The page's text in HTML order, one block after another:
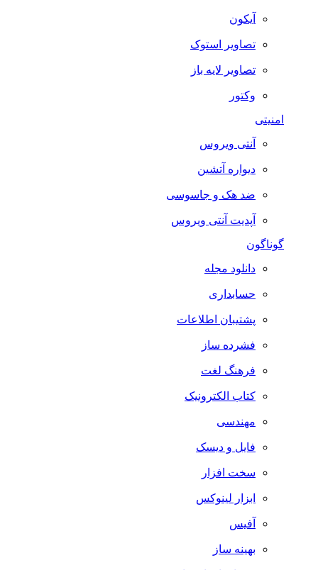
آیکون
تصاویر استوک
تصاویر لایه باز
وکتور
امنیتی
آنتی ویروس
دیواره آتشین
ضد هک و جاسوسی
آپدیت آنتی ویروس
گوناگون
دانلود مجله
حسابداری
پشتیبان اطلاعات
فشرده ساز
فرهنگ لغت
کتاب الکترونیک
مهندسی
فایل و دیسک
سخت افزار
ابزار لینوکس
آفیس
بهینه ساز